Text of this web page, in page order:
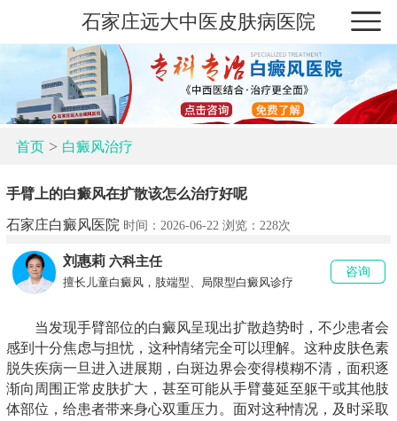
石家庄远大中医皮肤病医院
首页> 白癜风治疗
手臂上的白癜风在扩散该怎么治疗好呢
石家庄白癜风医院 时间：2026-06-22 浏览： 228次
刘惠莉 六科主任
擅长儿童白癜风，肢端型、局限型白癜风诊疗
咨询
当发现手臂部位的白癜风呈现出扩散趋势时，不少患者会
感到十分焦虑与担忧，这种情绪完全可以理解。这种皮肤色素
脱失疾病一旦进入进展期，白斑边界会变得模糊不清，面积逐
渐向周围正常皮肤扩大，甚至可能从手臂蔓延至躯干或其他肢
体部位，给患者带来身心双重压力。面对这种情况，及时采取